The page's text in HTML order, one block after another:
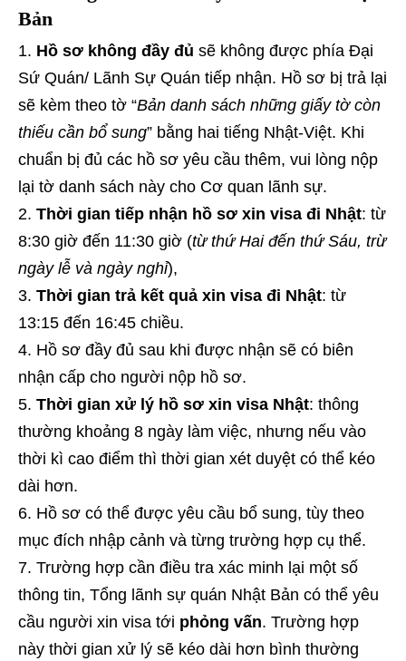
Bản
Hồ sơ không đầy đủ sẽ không được phía Đại
Sứ Quán/ Lãnh Sự Quán tiếp nhận. Hồ sơ bị trả lại
sẽ kèm theo tờ “Bản danh sách những giấy tờ còn
thiếu cần bổ sung” bằng hai tiếng Nhật-Việt. Khi
chuẩn bị đủ các hồ sơ yêu cầu thêm, vui lòng nộp
lại tờ danh sách này cho Cơ quan lãnh sự.
Thời gian tiếp nhận hồ sơ xin visa đi Nhật: từ
8:30 giờ đến 11:30 giờ (từ thứ Hai đến thứ Sáu, trừ
ngày lễ và ngày nghỉ),
Thời gian trả kết quả xin visa đi Nhật: từ
13:15 đến 16:45 chiều.
Hồ sơ đầy đủ sau khi được nhận sẽ có biên
nhận cấp cho người nộp hồ sơ.
Thời gian xử lý hồ sơ xin visa Nhật: thông
thường khoảng 8 ngày làm việc, nhưng nếu vào
thời kì cao điểm thì thời gian xét duyệt có thể kéo
dài hơn.
Hồ sơ có thể được yêu cầu bổ sung, tùy theo
mục đích nhập cảnh và từng trường hợp cụ thể.
Trường hợp cần điều tra xác minh lại một số
thông tin, Tổng lãnh sự quán Nhật Bản có thể yêu
cầu người xin visa tới phỏng vấn. Trường hợp
này thời gian xử lý sẽ kéo dài hơn bình thường